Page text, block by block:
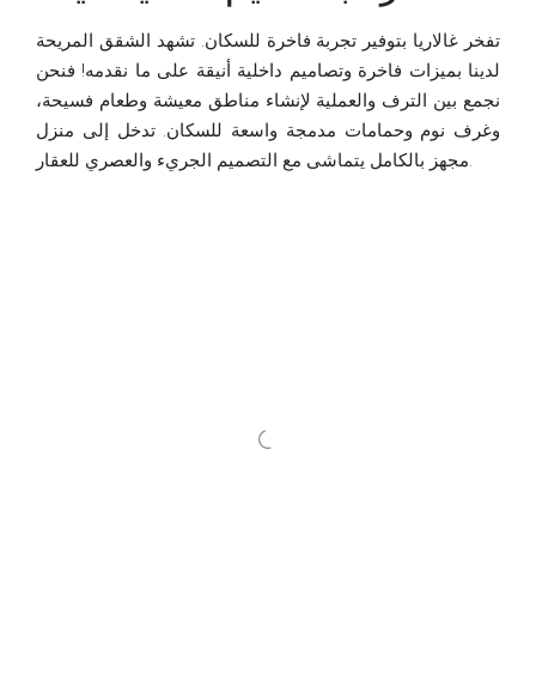
تفخر غالاريا بتوفير تجربة فاخرة للسكان. تشهد الشقق المريحة
لدينا بميزات فاخرة وتصاميم داخلية أنيقة على ما نقدمه! فنحن
نجمع بين الترف والعملية لإنشاء مناطق معيشة وطعام فسيحة،
وغرف نوم وحمامات مدمجة واسعة للسكان. تدخل إلى منزل
مجهز بالكامل يتماشى مع التصميم الجريء والعصري للعقار.
–